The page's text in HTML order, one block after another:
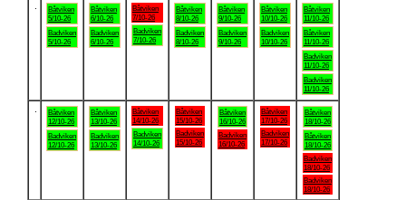
Båtviken
5/10-26
Badviken
5/10-26
Båtviken
6/10-26
Badviken
6/10-26
Båtviken
7/10-26
Badviken
7/10-26
Båtviken
8/10-26
Badviken
8/10-26
Båtviken
9/10-26
Badviken
9/10-26
Båtviken
10/10-26
Badviken
10/10-26
Båtviken
11/10-26
Båtviken
11/10-26
Badviken
11/10-26
Badviken
11/10-26
Båtviken
12/10-26
Badviken
12/10-26
Båtviken
13/10-26
Badviken
13/10-26
Båtviken
14/10-26
Badviken
14/10-26
Båtviken
15/10-26
Badviken
15/10-26
Båtviken
16/10-26
Badviken
16/10-26
Båtviken
17/10-26
Badviken
17/10-26
Båtviken
18/10-26
Båtviken
18/10-26
Badviken
18/10-26
Badviken
18/10-26